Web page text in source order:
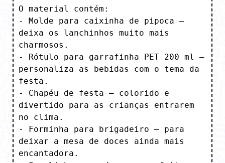
O material contém:
- Molde para caixinha de pipoca –
deixa os lanchinhos muito mais
charmosos.
- Rótulo para garrafinha PET 200 ml –
personaliza as bebidas com o tema da
festa.
- Chapéu de festa – colorido e
divertido para as crianças entrarem
no clima.
- Forminha para brigadeiro – para
deixar a mesa de doces ainda mais
encantadora.